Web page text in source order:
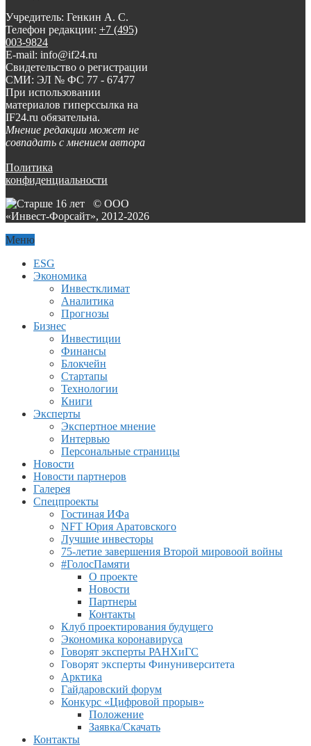
Учредитель: Генкин А. С.
Телефон редакции: +7 (495)
003-9824
E-mail: info@if24.ru
Свидетельство о регистрации
СМИ: ЭЛ № ФС 77 - 67477
При использовании
материалов гиперссылка на
IF24.ru обязательна.
Мнение редакции может не
совпадать с мнением автора
Политика
конфиденциальности
© ООО
«Инвест-Форсайт», 2012-2026
Меню
ESG
Экономика
Инвестклимат
Аналитика
Прогнозы
Бизнес
Инвестиции
Финансы
Блокчейн
Стартапы
Технологии
Книги
Эксперты
Экспертное мнение
Интервью
Персональные страницы
Новости
Новости партнеров
Галерея
Спецпроекты
Гостиная ИФа
NFT Юрия Аратовского
Лучшие инвесторы
75-летие завершения Второй мировоой войны
#ГолосПамяти
О проекте
Новости
Партнеры
Контакты
Клуб проектирования будущего
Экономика коронавируса
Говорят эксперты РАНХиГС
Говорят эксперты Финуниверситета
Арктика
Гайдаровский форум
Конкурс «Цифровой прорыв»
Положение
Заявка/Скачать
Контакты